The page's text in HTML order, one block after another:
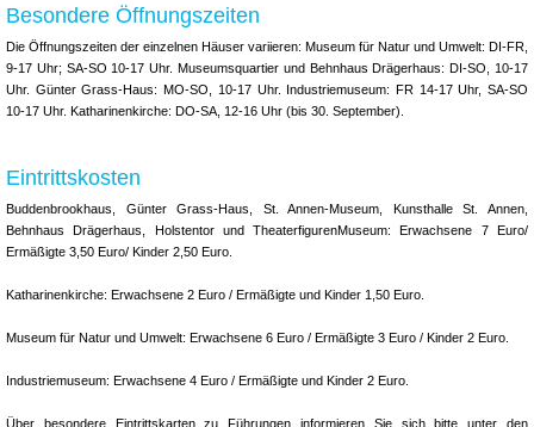
Besondere Öffnungszeiten
Die Öffnungszeiten der einzelnen Häuser variieren: Museum für Natur und Umwelt: DI-FR,
9-17 Uhr; SA-SO 10-17 Uhr. Museumsquartier und Behnhaus Drägerhaus: DI-SO, 10-17
Uhr. Günter Grass-Haus: MO-SO, 10-17 Uhr. Industriemuseum: FR 14-17 Uhr, SA-SO
10-17 Uhr. Katharinenkirche: DO-SA, 12-16 Uhr (bis 30. September).
Eintrittskosten
Buddenbrookhaus, Günter Grass-Haus, St. Annen-Museum, Kunsthalle St. Annen,
Behnhaus Drägerhaus, Holstentor und TheaterfigurenMuseum: Erwachsene 7 Euro/
Ermäßigte 3,50 Euro/ Kinder 2,50 Euro.
Katharinenkirche: Erwachsene 2 Euro / Ermäßigte und Kinder 1,50 Euro.
Museum für Natur und Umwelt: Erwachsene 6 Euro / Ermäßigte 3 Euro / Kinder 2 Euro.
Industriemuseum: Erwachsene 4 Euro / Ermäßigte und Kinder 2 Euro.
Über besondere Eintrittskarten zu Führungen informieren Sie sich bitte unter den